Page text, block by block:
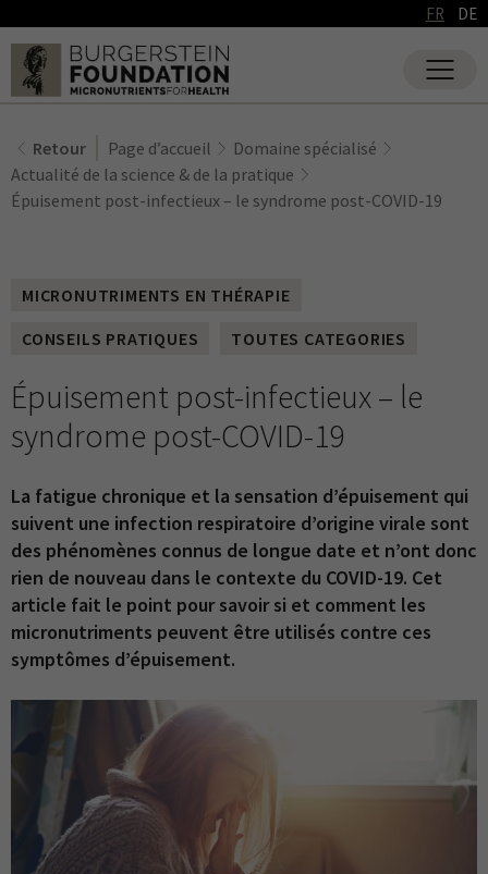
FR DE
Retour Page d’accueil
Domaine spécialisé
Actualité de la science & de la pratique
Épuisement post-infectieux – le syndrome post-COVID-19
MICRONUTRIMENTS EN THÉRAPIE
CONSEILS PRATIQUES
TOUTES CATEGORIES
Épuisement post-infectieux – le
syndrome post-COVID-19
La fatigue chronique et la sensation d’épuisement qui
suivent une infection respiratoire d’origine virale sont
des phénomènes connus de longue date et n’ont donc
rien de nouveau dans le contexte du COVID-19. Cet
article fait le point pour savoir si et comment les
micronutriments peuvent être utilisés contre ces
symptômes d’épuisement.